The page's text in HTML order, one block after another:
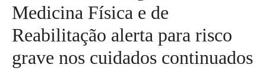
Medicina Física e de
Reabilitação alerta para risco
grave nos cuidados continuados